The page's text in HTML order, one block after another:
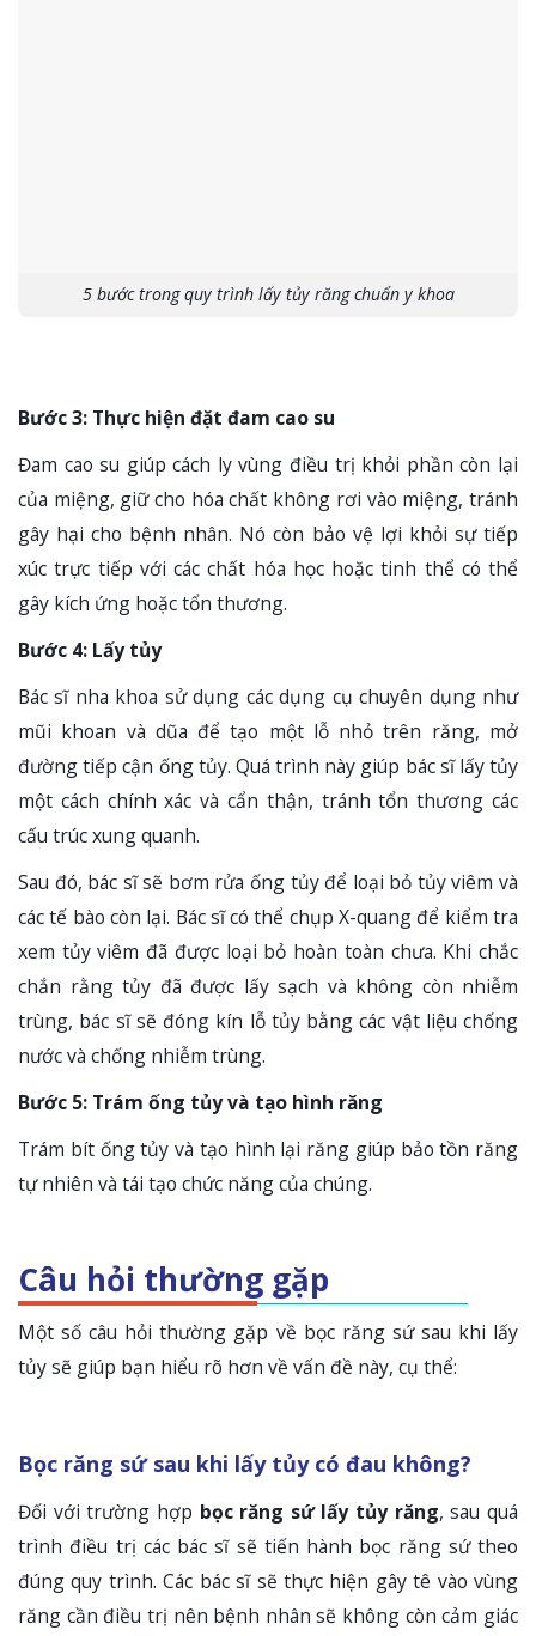
5 bước trong quy trình lấy tủy răng chuẩn y khoa
Bước 3: Thực hiện đặt đam cao su
Đam cao su giúp cách ly vùng điều trị khỏi phần còn lại
của miệng, giữ cho hóa chất không rơi vào miệng, tránh
gây hại cho bệnh nhân. Nó còn bảo vệ lợi khỏi sự tiếp
xúc trực tiếp với các chất hóa học hoặc tinh thể có thể
gây kích ứng hoặc tổn thương.
Bước 4: Lấy tủy
Bác sĩ nha khoa sử dụng các dụng cụ chuyên dụng như
mũi khoan và dũa để tạo một lỗ nhỏ trên răng, mở
đường tiếp cận ống tủy. Quá trình này giúp bác sĩ lấy tủy
một cách chính xác và cẩn thận, tránh tổn thương các
cấu trúc xung quanh.
Sau đó, bác sĩ sẽ bơm rửa ống tủy để loại bỏ tủy viêm và
các tế bào còn lại. Bác sĩ có thể chụp X-quang để kiểm tra
xem tủy viêm đã được loại bỏ hoàn toàn chưa. Khi chắc
chắn rằng tủy đã được lấy sạch và không còn nhiễm
trùng, bác sĩ sẽ đóng kín lỗ tủy bằng các vật liệu chống
nước và chống nhiễm trùng.
Bước 5: Trám ống tủy và tạo hình răng
Trám bít ống tủy và tạo hình lại răng giúp bảo tồn răng
tự nhiên và tái tạo chức năng của chúng.
Câu hỏi thường gặp
Một số câu hỏi thường gặp về bọc răng sứ sau khi lấy
tủy sẽ giúp bạn hiểu rõ hơn về vấn đề này, cụ thể:
Bọc răng sứ sau khi lấy tủy có đau không?
Đối với trường hợp bọc răng sứ lấy tủy răng, sau quá
trình điều trị các bác sĩ sẽ tiến hành bọc răng sứ theo
đúng quy trình. Các bác sĩ sẽ thực hiện gây tê vào vùng
răng cần điều trị nên bệnh nhân sẽ không còn cảm giác